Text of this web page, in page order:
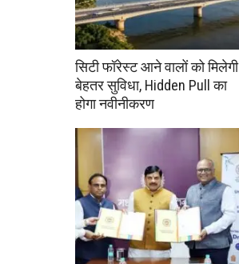
सिटी फॉरेस्ट आने वालों को मिलेगी
बेहतर सुविधा, Hidden Pull का
होगा नवीनीकरण